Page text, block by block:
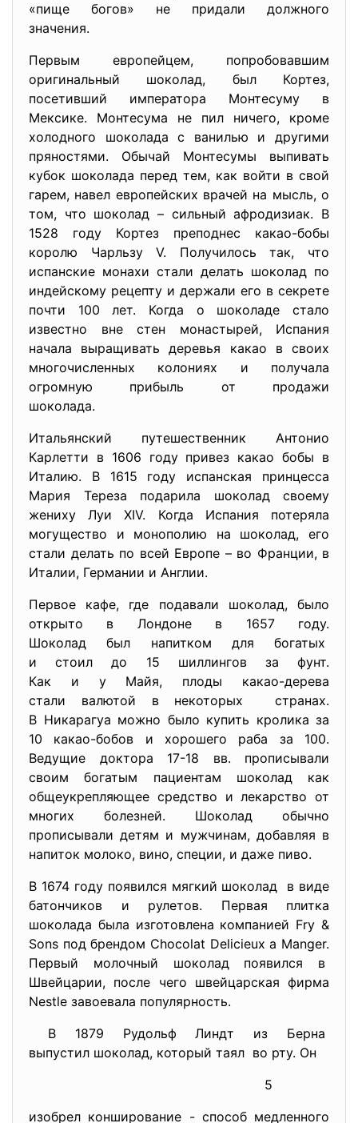
«пище богов» не придали должного
значения.
Первым европейцем, попробовавшим
оригинальный шоколад, был Кортез,
посетивший императора Монтесуму в
Мексике. Монтесума не пил ничего, кроме
холодного шоколада с ванилью и другими
пряностями. Обычай Монтесумы выпивать
кубок шоколада перед тем, как войти в свой
гарем, навел европейских врачей на мысль, о
том, что шоколад – сильный афродизиак. В
1528 году Кортез преподнес какао-бобы
королю Чарльзу V. Получилось так, что
испанские монахи стали делать шоколад по
индейскому рецепту и держали его в секрете
почти 100 лет. Когда о шоколаде стало
известно вне стен монастырей, Испания
начала выращивать деревья какао в своих
многочисленных колониях и получала
огромную прибыль от продажи
шоколада.
Итальянский путешественник Антонио
Карлетти в 1606 году привез какао бобы в
Италию. В 1615 году испанская принцесса
Мария Тереза подарила шоколад своему
жениху Луи XIV. Когда Испания потеряла
могущество и монополию на шоколад, его
стали делать по всей Европе – во Франции, в
Италии, Германии и Англии.
Первое кафе, где подавали шоколад, было
открыто в Лондоне в 1657 году.
Шоколад был напитком для богатых
и стоил до 15 шиллингов за фунт.
Как и у Майя, плоды какао-дерева
стали валютой в некоторых странах.
В Никарагуа можно было купить кролика за
10 какао-бобов и хорошего раба за 100.
Ведущие доктора 17-18 вв. прописывали
своим богатым пациентам шоколад как
общеукрепляющее средство и лекарство от
многих болезней. Шоколад обычно
прописывали детям и мужчинам, добавляя в
напиток молоко, вино, специи, и даже пиво.
В 1674 году появился мягкий шоколад в виде
батончиков и рулетов. Первая плитка
шоколада была изготовлена компанией Fry &
Sons под брендом Chocolat Delicieux a Manger.
Первый молочный шоколад появился в
Швейцарии, после чего швейцарская фирма
Nestle завоевала популярность.
В 1879 Рудольф Линдт из Берна
выпустил шоколад, который таял во рту. Он
5
изобрел конширование - способ медленного